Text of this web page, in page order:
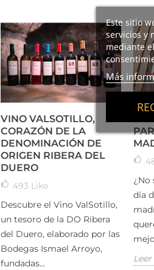
Este sitio
servicios y
mediante
Más
VINO VALSOTILLO,
CORAZÓN DE LA
DENOMINACIÓN DE
ORIGEN RIBERA DEL
DUERO
493 Like
Descubre el Vino ValSotillo,
un tesoro de la DO Ribera
del Duero, elaborado por las
Bodegas Ismael Arroyo,
fundadas...
¿No
día